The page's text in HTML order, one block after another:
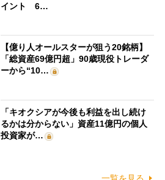
イント 6…
【億り人オールスターが狙う20銘柄】
「総資産69億円超」90歳現役トレーダ
ーから“10…
「キオクシアが今後も利益を出し続け
るかは分からない」資産11億円の個人
投資家が…